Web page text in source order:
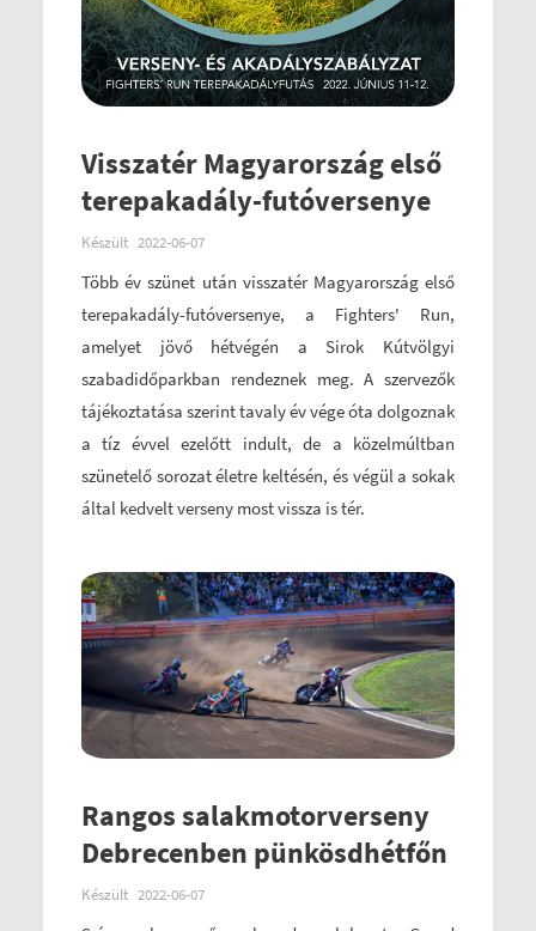
Visszatér Magyarország első
terepakadály-futóversenye
Készült 2022-06-07
Több év szünet után visszatér Magyarország első
terepakadály-futóversenye, a Fighters' Run,
amelyet jövő hétvégén a Sirok Kútvölgyi
szabadidőparkban rendeznek meg. A szervezők
tájékoztatása szerint tavaly év vége óta dolgoznak
a tíz évvel ezelőtt indult, de a közelmúltban
szünetelő sorozat életre keltésén, és végül a sokak
által kedvelt verseny most vissza is tér.
Rangos salakmotorverseny
Debrecenben pünkösdhétfőn
Készült 2022-06-07